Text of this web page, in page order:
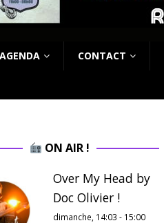
AGENDA CONTACT
ON AIR !
Over My Head by
Doc Olivier !
dimanche, 14:03 - 15:00